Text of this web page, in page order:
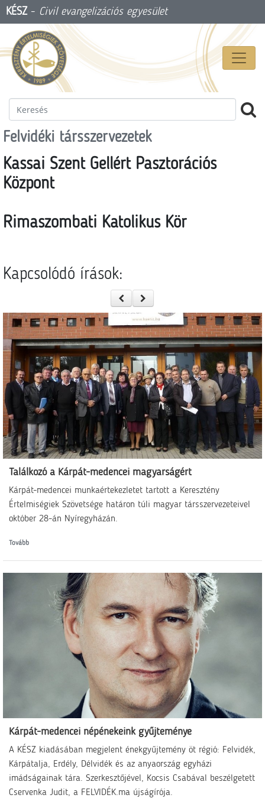
KÉSZ- Civil evangelizációs egyesület
Felvidéki társszervezetek
Kassai Szent Gellért Pasztorációs
Központ
Rimaszombati Katolikus Kör
Kapcsolódó írások:
Találkozó a Kárpát-medencei magyarságért
Kárpát-medencei munkaértekezletet tartott a Keresztény
Értelmiségiek Szövetsége határon túli magyar társszervezeteivel
október 28-án Nyíregyházán.
Tovább
Kárpát-medencei népénekeink gyűjteménye
A KÉSZ kiadásában megjelent énekgyűjtemény öt régió: Felvidék,
Kárpátalja, Erdély, Délvidék és az anyaország egyházi
imádságainak tára. Szerkesztőjével, Kocsis Csabával beszélgetett
Cservenka Judit, a FELVIDÉK.ma újságírója.